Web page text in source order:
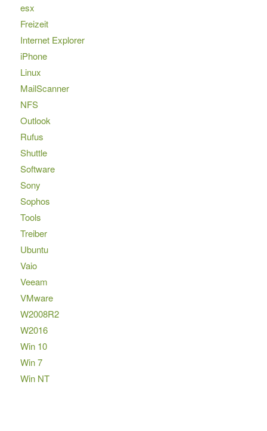
esx
Freizeit
Internet Explorer
iPhone
Linux
MailScanner
NFS
Outlook
Rufus
Shuttle
Software
Sony
Sophos
Tools
Treiber
Ubuntu
Vaio
Veeam
VMware
W2008R2
W2016
Win 10
Win 7
Win NT